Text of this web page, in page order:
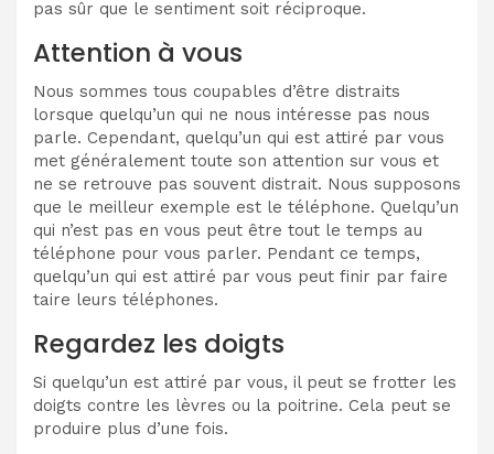
pas sûr que le sentiment soit réciproque.
Attention à vous
Nous sommes tous coupables d’être distraits
lorsque quelqu’un qui ne nous intéresse pas nous
parle. Cependant, quelqu’un qui est attiré par vous
met généralement toute son attention sur vous et
ne se retrouve pas souvent distrait. Nous supposons
que le meilleur exemple est le téléphone. Quelqu’un
qui n’est pas en vous peut être tout le temps au
téléphone pour vous parler. Pendant ce temps,
quelqu’un qui est attiré par vous peut finir par faire
taire leurs téléphones.
Regardez les doigts
Si quelqu’un est attiré par vous, il peut se frotter les
doigts contre les lèvres ou la poitrine. Cela peut se
produire plus d’une fois.